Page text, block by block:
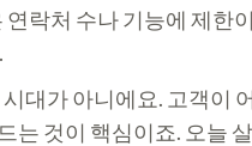
락처 수나 기능에 제한
대가 아니에요. 고객이
는 것이 핵심이죠. 오늘